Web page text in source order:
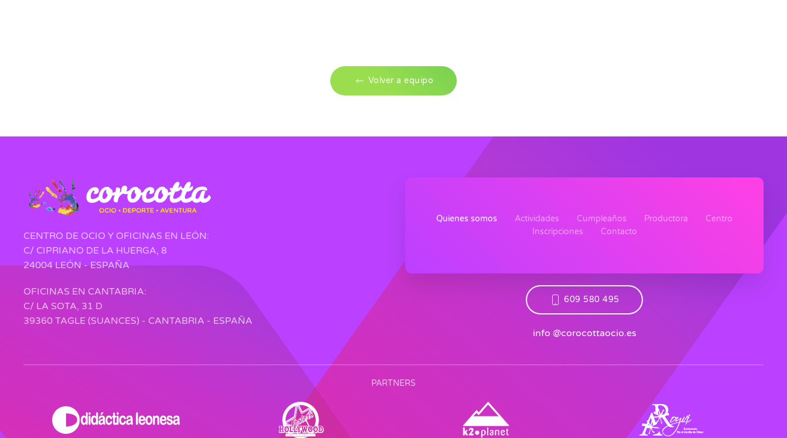
Volver a equipo
CENTRO DE OCIO Y OFICINAS EN LEÓN:
C/ CIPRIANO DE LA HUERGA, 8
24004 LEÓN - ESPAÑA
OFICINAS EN CANTABRIA:
C/ LA SOTA, 31 D
39360 TAGLE (SUANCES) - CANTABRIA - ESPAÑA
Quienes somos Actividades Cumpleaños Productora
Centro
Inscripciones
Contacto
609 580 495
info @corocottaocio.es
PARTNERS